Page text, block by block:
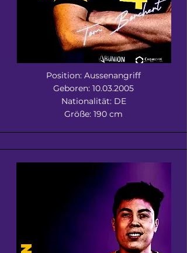
Position: Aussenangriff
Geboren: 10.03.2005
Nationalität: DE
Größe: 190 cm